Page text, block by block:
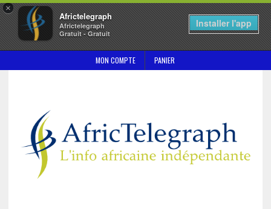
×
Africtelegraph
Africtelegraph
Gratuit - Gratuit
Installer l'app
MON COMPTE PANIER